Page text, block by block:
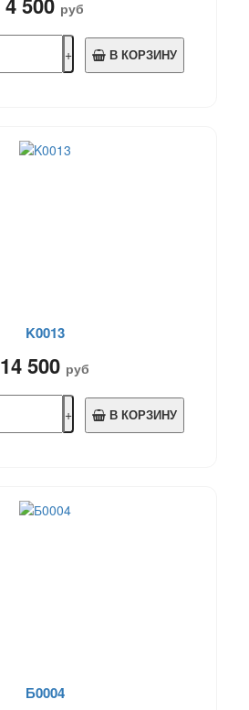
руб
В КОРЗИНУ
K0013
14 500 руб
В КОРЗИНУ
Б0004